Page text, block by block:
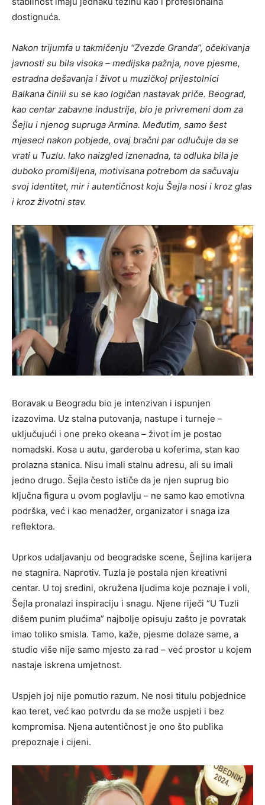
dostignuća.
Nakon trijumfa u takmičenju “Zvezde Granda”, očekivanja
javnosti su bila visoka – medijska pažnja, nove pjesme,
estradna dešavanja i život u muzičkoj prijestolnici
Balkana činili su se kao logičan nastavak priče. Beograd,
kao centar zabavne industrije, bio je privremeni dom za
Šejlu i njenog supruga Armina. Međutim, samo šest
mjeseci nakon pobjede, ovaj bračni par odlučuje da se
vrati u Tuzlu. Iako naizgled iznenadna, ta odluka bila je
duboko promišljena, motivisana potrebom da sačuvaju
svoj identitet, mir i autentičnost koju Šejla nosi i kroz glas
i kroz životni stav.
Boravak u Beogradu bio je intenzivan i ispunjen
izazovima. Uz stalna putovanja, nastupe i turneje –
uključujući i one preko okeana – život im je postao
nomadski. Kosa u autu, garderoba u koferima, stan kao
prolazna stanica. Nisu imali stalnu adresu, ali su imali
jedno drugo. Šejla često ističe da je njen suprug bio
ključna figura u ovom poglavlju – ne samo kao emotivna
podrška, već i kao menadžer, organizator i snaga iza
reflektora.
Uprkos udaljavanju od beogradske scene, Šejlina karijera
ne stagnira. Naprotiv. Tuzla je postala njen kreativni
centar. U toj sredini, okružena ljudima koje poznaje i voli,
Šejla pronalazi inspiraciju i snagu. Njene riječi “U Tuzli
dišem punim plućima” najbolje opisuju zašto je povratak
imao toliko smisla. Tamo, kaže, pjesme dolaze same, a
studio više nije samo mjesto za rad – već prostor u kojem
nastaje iskrena umjetnost.
Uspjeh joj nije pomutio razum. Ne nosi titulu pobjednice
kao teret, već kao potvrdu da se može uspjeti i bez
kompromisa. Njena autentičnost je ono što publika
prepoznaje i cijeni.